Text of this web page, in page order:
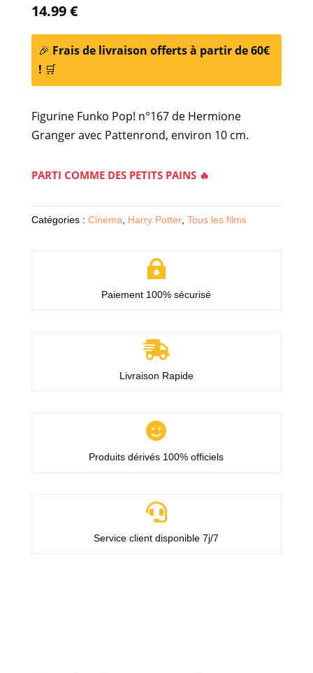
14.99€
🎉 Frais de livraison offerts à partir de 60€
! 🛒
Figurine Funko Pop! n°167 de Hermione
Granger avec Pattenrond, environ 10 cm.
PARTI COMME DES PETITS PAINS 🔥
Catégories : Cinéma Harry Potter, Tous les films

Paiement 100% sécurisé

Livraison Rapide

Produits dérivés 100% officiels

Service client disponible 7j/7